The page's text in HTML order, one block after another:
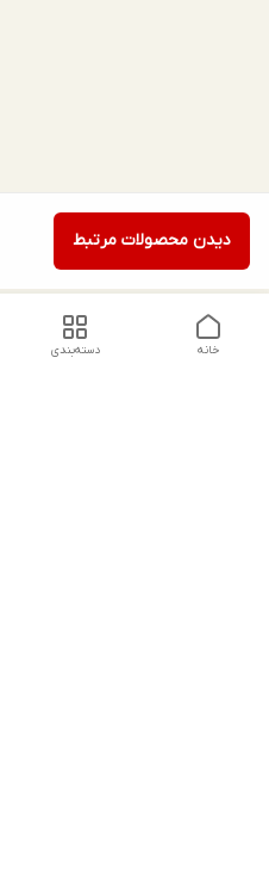
دیدن محصولات مرتبط
دسته‌بندی خانه